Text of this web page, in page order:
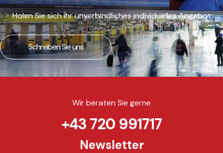
Holen Sie sich ihr unverbindliches individuelles Angebot
Schreiben Sie uns
Wir beraten Sie gerne
+43 720 991717
Newsletter